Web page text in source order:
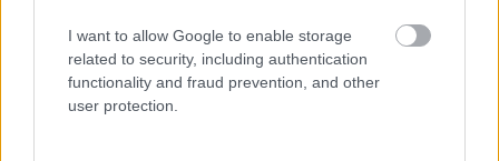
I want to allow Google to enable storage
related to security, including authentication
functionality and fraud prevention, and other
user protection.
τα νοσοκομεία θα περιέχει817 θέσεις εργασίας
τις οποίες θα μπορούν να διεκδικήσουν απόφοιτοι
Πανεπιστημιακής και Τεχνολογικής Εκπαίδευσης.